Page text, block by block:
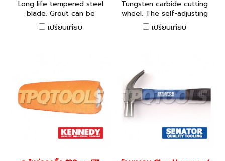
Long life tempered steel
blade. Grout can be
loosened and removed
quickly and easily, for
เปรียบเทียบ
Tungsten carbide cutting
wheel. The self-adjusting
top jaw ensures a clean
break. Suitable for use on
เปรียบเทียบ